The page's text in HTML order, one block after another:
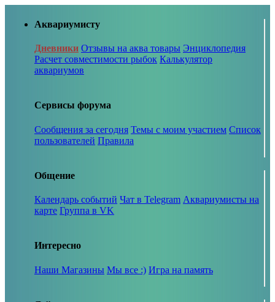
Аквариумисту
Дневники Отзывы на аква товары Энциклопедия
Расчет совместимости рыбок Калькулятор
аквариумов
Сервисы форума
Сообщения за сегодня Темы с моим участием Список
пользователей Правила
Общение
Календарь событий Чат в Telegram Аквариумисты на
карте Группа в VK
Интересно
Наши Магазины Мы все :) Игра на память